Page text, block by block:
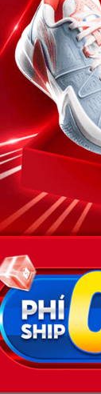
yêu tôi là
bất an… vì